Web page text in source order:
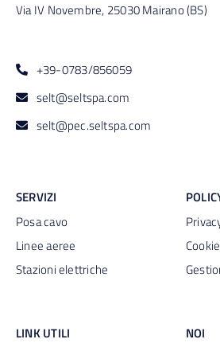
Via IV Novembre, 25030 Mairano (BS)
+39-0783/856059
selt@seltspa.com
selt@pec.seltspa.com
SERVIZI
Posa cavo
Linee aeree
Stazioni elettriche
LINK UTILI
NOI